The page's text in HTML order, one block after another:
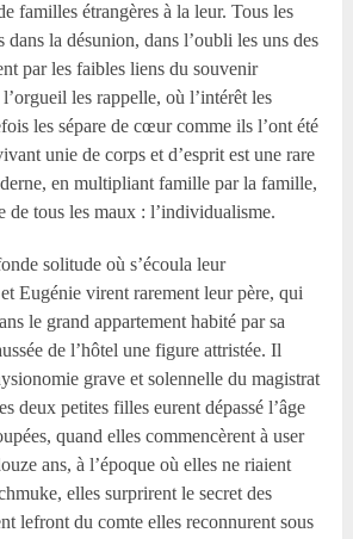
familles étrangères à la leur. Tous les
dans la désunion, dans l’oubli les uns des
par les faibles liens du souvenir
les rappelle, où l’intérêt les
les sépare de cœur comme ils l’ont été
unie de corps et d’esprit est une rare
en multipliant famille par la famille,
de tous les maux : l’individualisme.
solitude où s’écoula leur
Eugénie virent rarement leur père, qui
le grand appartement habité par sa
de l’hôtel une figure attristée. Il
grave et solennelle du magistrat
deux petites filles eurent dépassé l’âge
quand elles commencèrent à user
ans, à l’époque où elles ne riaient
elles surprirent le secret des
lefront du comte elles reconnurent sous